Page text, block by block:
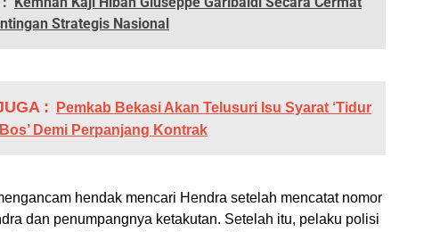
Strategis Nasional
:
Pemkab Bekasi Akan Telusuri Isu Syarat ‘Tidur
Demi Perpanjang Kontrak
hendak mencari Hendra setelah mencatat nomor
dan penumpangnya ketakutan. Setelah itu, pelaku polisi